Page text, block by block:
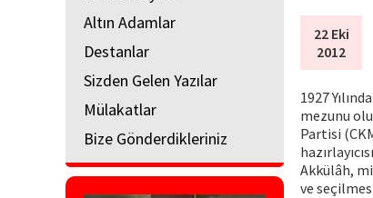
Altın Adamlar
Destanlar
Sizden Gelen Yazılar
Mülakatlar
Bize Gönderdikleriniz
22 Eki
2012
1927
mezunu
Partisi
Akkülâh,
ve